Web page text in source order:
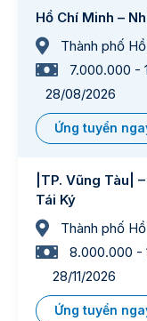
Hồ Chí Minh –
Thành phố
7.000.000 -
28/08/2026
Ứng tuyển
|TP. Vũng Tàu|
Tái Ký
Thành phố
8.000.000 -
28/11/2026
Ứng tuyển